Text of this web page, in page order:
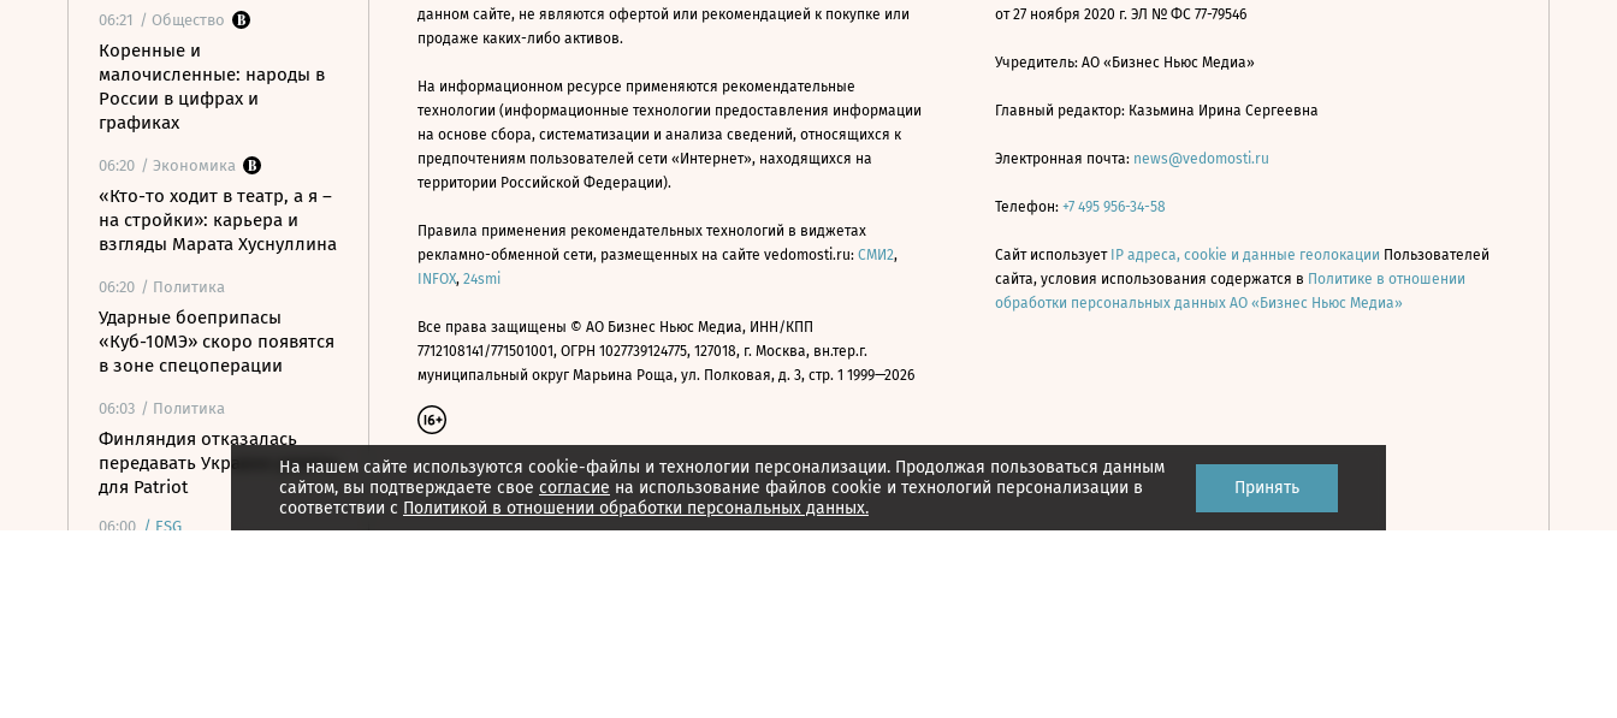
06:21 / Общество
Коренные и
малочисленные: народы в
России в цифрах и
графиках
06:20 / Экономика
«Кто-то ходит в театр, а я –
на стройки»: карьера и
взгляды Марата Хуснуллина
06:20 / Политика
Ударные боеприпасы
«Куб-10МЭ» скоро появятся
в зоне спецоперации
06:03 / Политика
Финляндия отказалась
передавать Украине ракеты
для Patriot
06:00 / ESG
На нашем сайте используются cookie-файлы и технологии персонализации. Продолжая пользоваться данным
сайтом, вы подтверждаете свое согласие на использование файлов cookie и технологий персонализации в
соответствии с Политикой в отношении обработки персональных данных.
Принять
данном сайте, не являются офертой или рекомендацией к покупке или
продаже каких-либо активов.
На информационном ресурсе применяются рекомендательные
технологии (информационные технологии предоставления информации
на основе сбора, систематизации и анализа сведений, относящихся к
предпочтениям пользователей сети «Интернет», находящихся на
территории Российской Федерации).
Правила применения рекомендательных технологий в виджетах
рекламно-обменной сети, размещенных на сайте vedomosti.ru: СМИ2,
INFOX, 24smi
Все права защищены © АО Бизнес Ньюс Медиа, ИНН/КПП
7712108141/771501001, ОГРН 1027739124775, 127018, г. Москва, вн.тер.г.
муниципальный округ Марьина Роща, ул. Полковая, д. 3, стр. 1 1999—2026
от 27 ноября 2020 г. ЭЛ № ФС 77-79546
Учредитель: АО «Бизнес Ньюс Медиа»
Главный редактор: Казьмина Ирина Сергеевна
Электронная почта: news@vedomosti.ru
Телефон: +7 495 956-34-58
Сайт использует IP адреса, cookie и данные геолокации Пользователей
сайта, условия использования содержатся в Политике в отношении
обработки персональных данных АО «Бизнес Ньюс Медиа»